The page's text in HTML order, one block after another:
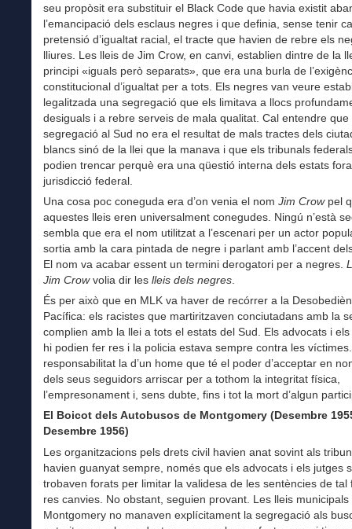
seu propòsit era substituir el Black Code que havia existit
l’emancipació dels esclaus negres i que definia, sense tenir
pretensió d’igualtat racial, el tracte que havien de rebre els
lliures. Les lleis de Jim Crow, en canvi, establien dintre de la
principi «iguals però separats», que era una burla de
constitucional d’igualtat per a tots. Els negres van veure
legalitzada una segregació que els limitava a llocs
desiguals i a rebre serveis de mala qualitat. Cal entendre que
segregació al Sud no era el resultat de mals tractes dels
blancs sinó de la llei que la manava i que els tribunals
podien trencar perquè era una qüestió interna dels estats
jurisdicció federal.
Una cosa poc coneguda era d’on venia el nom Jim Crow pel
aquestes lleis eren universalment conegudes. Ningú n’està
sembla que era el nom utilitzat a l’escenari per un actor
sortia amb la cara pintada de negre i parlant amb l’accent
El nom va acabar essent un termini derogatori per a negres.
Jim Crowvolia dir les lleis dels negres.
És per això que en MLK va haver de recórrer a la
Pacífica: els racistes que martiritzaven conciutadans amb la
complien amb la llei a tots el estats del Sud. Els advocats i
hi podien fer res i la policia estava sempre contra les
responsabilitat la d’un home que té el poder d’acceptar en
dels seus seguidors arriscar per a tothom la integritat física,
l’empresonament i, sens dubte, fins i tot la mort d’algun
El Boicot dels Autobusos de Montgomery (Desembre
Desembre 1956)
Les organitzacions pels drets civil havien anat sovint als
havien guanyat sempre, només que els advocats i els jutges
trobaven forats per limitar la validesa de les sentències de tal
res canvies. No obstant, seguien provant. Les lleis municipals
Montgomery no manaven explícitament la segregació als